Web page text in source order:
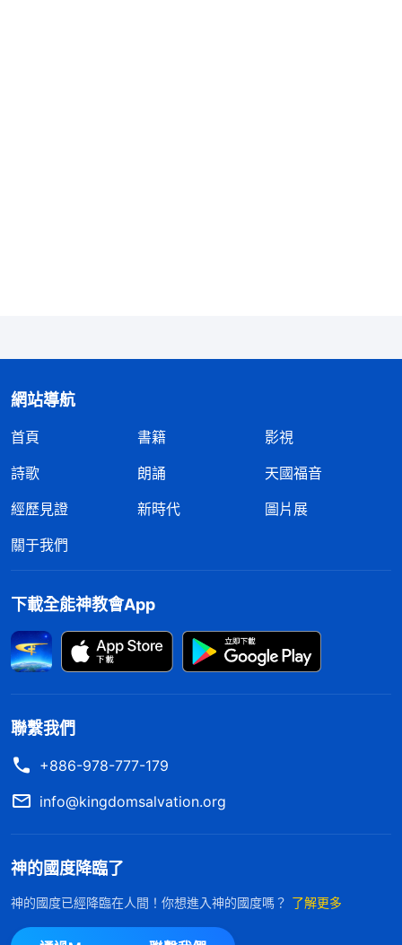
接下來的幾次聚會，李弟兄結合全能神的話談了
通了只有脱去罪性，不再犯罪抵擋神，成為遵行天父
旨意的人才能進天國等等。李弟兄交通的内容完全符
合聖經，符合天主的話。我心想：只有神一直在牽挂
着我們，知道我們還活在罪中身不由己地犯罪抵擋天
主，末世天主再來要徹底拯救我們脱離罪的捆綁，把
我們帶入神的國，這是任何一個人都做不到的。全能
幾天我都睡不着覺，不時地向天主祈禱：「天主啊，
我……」（未完待續）
網站導航
首頁 書籍
影視
詩歌
朗誦
天國福音
經歷見證
新時代
圖片展
關于我們
下載全能神教會App
聯繫我們
+886-978-777-179
info@kingdomsalvation.org
神的國度降臨了
神的國度已經降臨在人間！你想進入神的國度嗎？ 了解更多